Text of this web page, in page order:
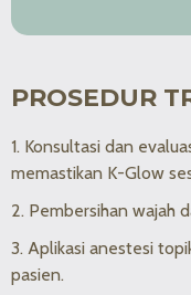
PROSEDUR
1. Konsultasi dan
memastikan K-Glow
2. Pembersihan wajah
3. Aplikasi anestesi
pasien.